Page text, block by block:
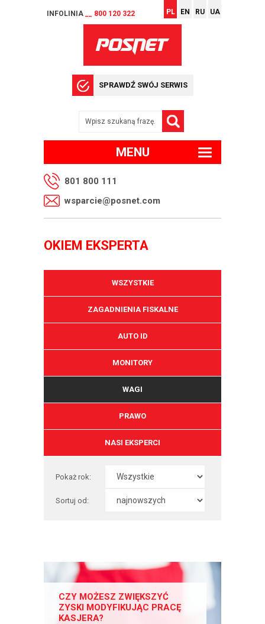
INFOLINIA __ 800 120 322 PL EN RU UA
SPRAWDŹ SWÓJ SERWIS
MENU
801 800 111
wsparcie@posnet.com
OKIEM EKSPERTA
WSZYSTKIE
ZAGADNIENIA FISKALNE
AUTO ID
MONITORY
WAGI
PRAWO
NASI EKSPERCI
Pokaż rok:
Sortuj od:
CZY MOŻESZ ZWIĘKSZYĆ
ZYSKI MODYFIKUJĄC PRACĘ
KASJERA?